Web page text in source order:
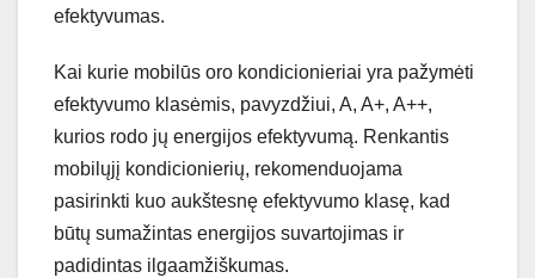
efektyvumas.
Kai kurie mobilūs oro kondicionieriai yra pažymėti
efektyvumo klasėmis, pavyzdžiui, A, A+, A++,
kurios rodo jų energijos efektyvumą. Renkantis
mobilųjį kondicionierių, rekomenduojama
pasirinkti kuo aukštesnę efektyvumo klasę, kad
būtų sumažintas energijos suvartojimas ir
padidintas ilgaamžiškumas.